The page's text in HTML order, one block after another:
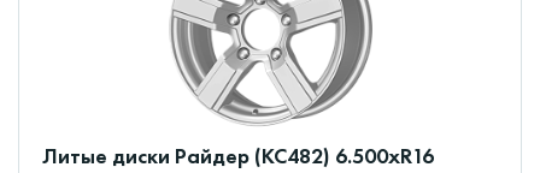
Литые диски Райдер (КС482) 6.500xR16